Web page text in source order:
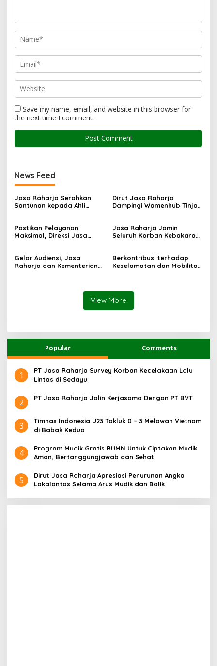
Save my name, email, and website in this browser for
the next time I comment.
News Feed
Jasa Raharja Serahkan
Santunan kepada Ahli
Dirut Jasa Raharja
Dampingi Wamenhub Tinjau
PHC Surabaya
Pastikan Pelayanan
Maksimal, Direksi Jasa
Sentosa II
Jasa Raharja Jamin
Seluruh Korban Kebakaran
Gelar Audiensi, Jasa
Raharja dan Kementerian
Berkontribusi terhadap
Keselamatan dan Mobilitas
Awards 2026
View More
Popular Comments
1
PT Jasa Raharja Survey Korban Kecelakaan Lalu
Lintas di Sedayu
2 PT Jasa Raharja Jalin Kerjasama Dengan PT BVT
3
Timnas Indonesia U23 Takluk 0 – 3 Melawan Vietnam
di Babak Kedua
4
Program Mudik Gratis BUMN Untuk Ciptakan Mudik
Aman, Bertanggungjawab dan Sehat
5
Dirut Jasa Raharja Apresiasi Penurunan Angka
Lakalantas Selama Arus Mudik dan Balik